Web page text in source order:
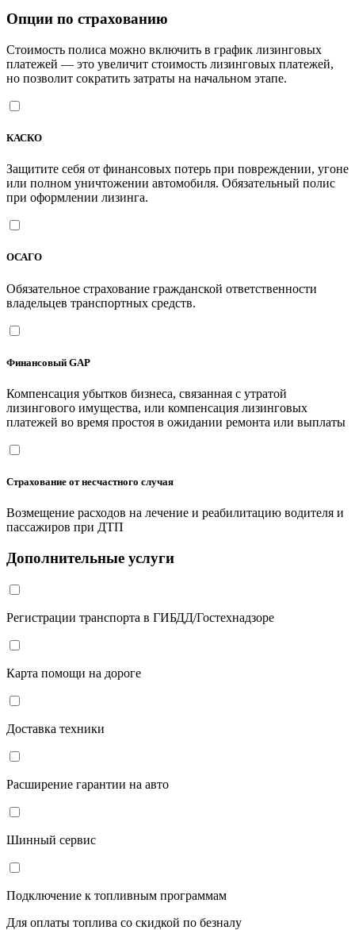
Опции по страхованию
Стоимость полиса можно включить в график лизинговых
платежей — это увеличит стоимость лизинговых платежей,
но позволит сократить затраты на начальном этапе.
КАСКО
Защитите себя от финансовых потерь при повреждении, угоне
или полном уничтожении автомобиля. Обязательный полис
при оформлении лизинга.
ОСАГО
Обязательное страхование гражданской ответственности
владельцев транспортных средств.
Финансовый GAP
Компенсация убытков бизнеса, связанная с утратой
лизингового имущества, или компенсация лизинговых
платежей во время простоя в ожидании ремонта или выплаты
Страхование от несчастного случая
Возмещение расходов на лечение и реабилитацию водителя и
пассажиров при ДТП
Дополнительные услуги
Регистрации транспорта в ГИБДД/Гостехнадзоре
Карта помощи на дороге
Доставка техники
Расширение гарантии на авто
Шинный сервис
Подключение к топливным программам
Для оплаты топлива со скидкой по безналу